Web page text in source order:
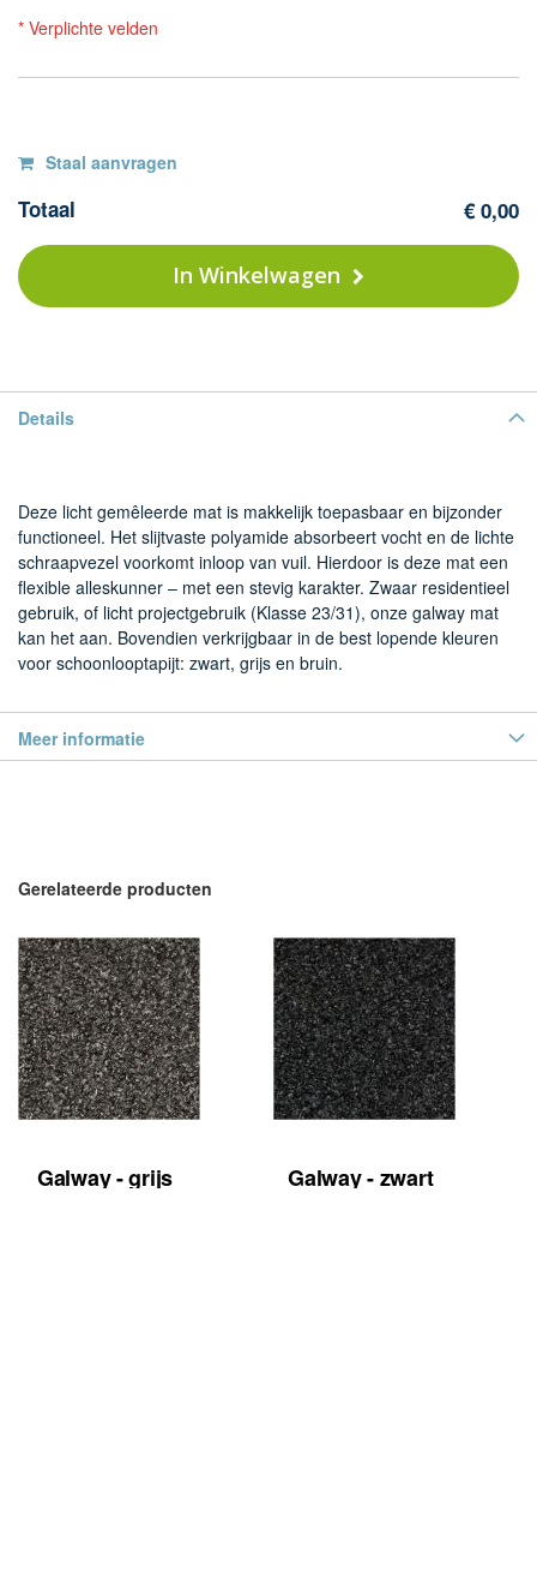
* Verplichte velden
Staal aanvragen
Op
Totaal € 0,00
In Winkelwagen
Details
Deze licht gemêleerde mat is makkelijk toepasbaar en bijzonder
functioneel. Het slijtvaste polyamide absorbeert vocht en de lichte
schraapvezel voorkomt inloop van vuil. Hierdoor is deze mat een
flexible alleskunner – met een stevig karakter. Zwaar residentieel
gebruik, of licht projectgebruik (Klasse 23/31), onze galway mat
kan het aan. Bovendien verkrijgbaar in de best lopende kleuren
voor schoonlooptapijt: zwart, grijs en bruin.
Meer informatie
Gerelateerde producten
Galway - grijs Galway - zwart